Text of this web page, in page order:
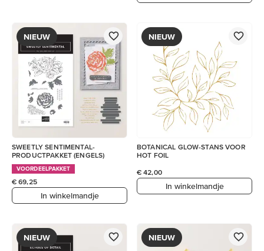
NIEUW
SWEETLY SENTIMENTAL-
PRODUCTPAKKET (ENGELS)
VOORDEELPAKKET
€ 69,25
In winkelmandje
NIEUW
BOTANICAL GLOW-STANS VOOR
HOT FOIL
€ 42,00
In winkelmandje
NIEUW NIEUW